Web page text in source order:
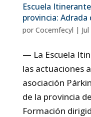
Escuela
provincia: Adrada
por Cocemfecyl |
— La Escuela
las actuaciones
asociación
de la provincia
Formación